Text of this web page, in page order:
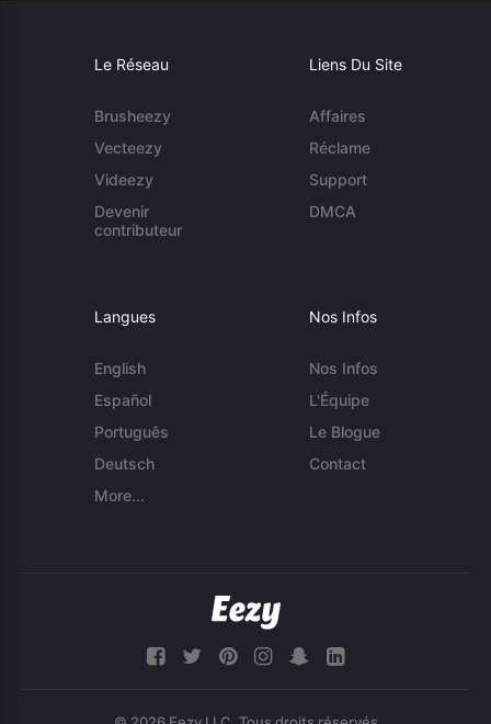
Le Réseau
Brusheezy
Vecteezy
Videezy
Devenir
contributeur
Liens Du Site
Affaires
Réclame
Support
DMCA
Langues
English
Español
Português
Deutsch
More...
Nos Infos
Nos Infos
L'Équipe
Le Blogue
Contact